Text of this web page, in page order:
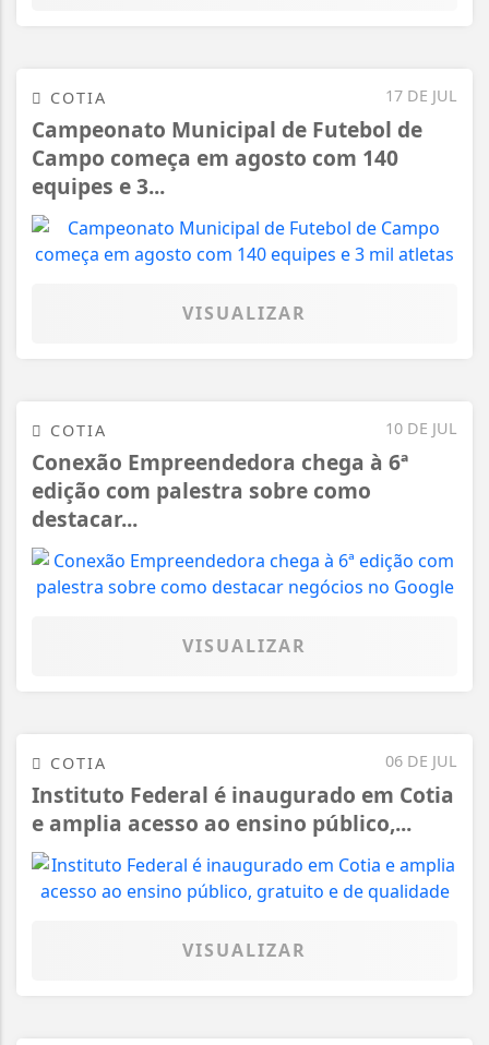
17 DE JUL
COTIA
Campeonato Municipal de Futebol de
Campo começa em agosto com 140
equipes e 3...
VISUALIZAR
10 DE JUL
COTIA
Conexão Empreendedora chega à 6ª
edição com palestra sobre como
destacar...
VISUALIZAR
06 DE JUL
COTIA
Instituto Federal é inaugurado em Cotia
e amplia acesso ao ensino público,...
VISUALIZAR